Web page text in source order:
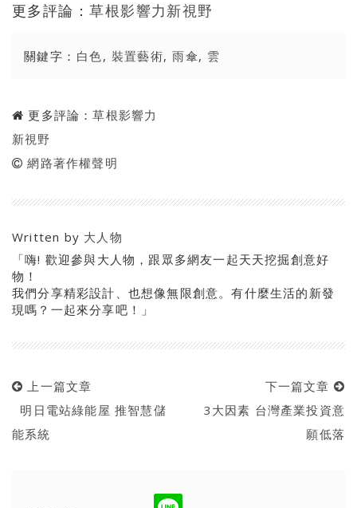
更多評論：草根影響力新視野
關鍵字： 白色, 裝置藝術,雨傘, 雲
更多評論：草根影響力
新視野
網路著作權聲明
Written by 大人物
「嗨! 歡迎參與大人物，跟眾多網友一起天天挖掘創意好
物！
我們分享精彩設計、也想像無限創意。有什麼生活的新發
現嗎？一起來分享吧！」
上一篇文章
明日電站綠能屋 推智慧儲
能系統
下一篇文章
3大因素 台灣產業投資意
願低落